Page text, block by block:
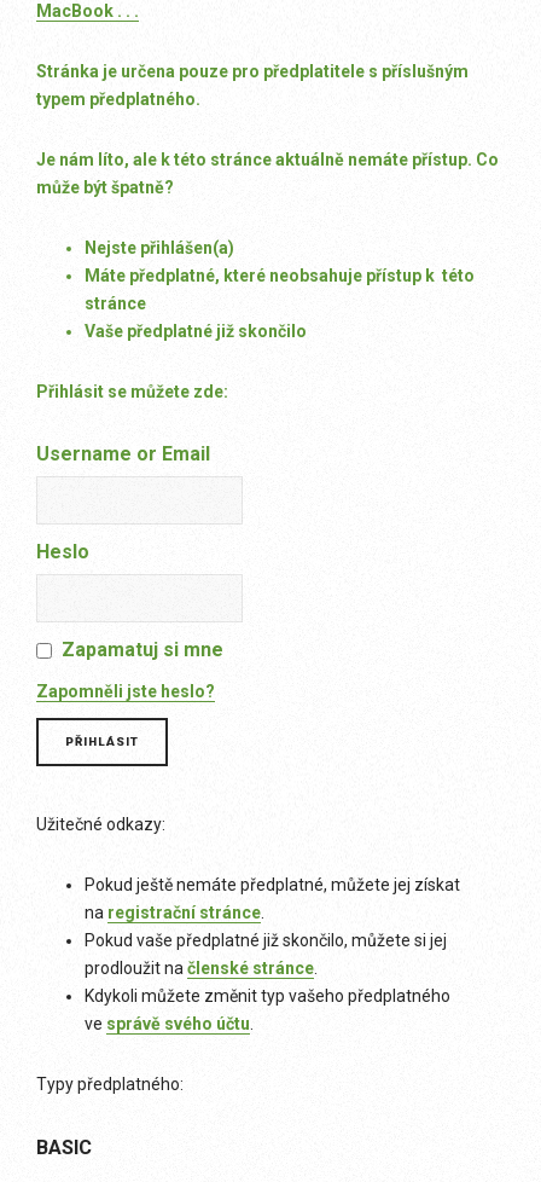
MacBook . . .
Stránka je určena pouze pro předplatitele s příslušným
typem předplatného.
Je nám líto, ale k této stránce aktuálně nemáte přístup. Co
může být špatně?
Nejste přihlášen(a)
Máte předplatné, které neobsahuje přístup k této
stránce
Vaše předplatné již skončilo
Přihlásit se můžete zde:
Username or Email
Heslo
Zapamatuj si mne
Zapomněli jste heslo?
Užitečné odkazy:
Pokud ještě nemáte předplatné, můžete jej získat
na registrační stránce
Pokud vaše předplatné již skončilo, můžete si jej
prodloužit na členské stránce
Kdykoli můžete změnit typ vašeho předplatného
ve správě svého účtu
Typy předplatného:
BASIC